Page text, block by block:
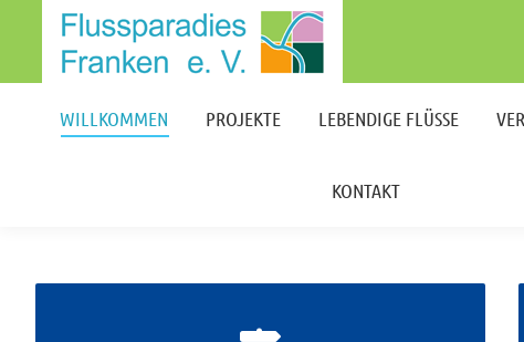
WILLKOMMEN PROJEKTE LEBENDIGE FLÜSSE
KONTAKT
WILLKOMMEN PROJEKTE
KONTAKT